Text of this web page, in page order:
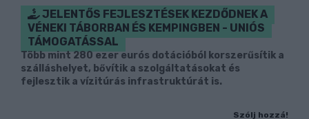
JELENTŐS FEJLESZTÉSEK KEZDŐDNEK A
VÉNEKI TÁBORBAN ÉS KEMPINGBEN - UNIÓS
TÁMOGATÁSSAL
Több mint 280 ezer eurós dotációból korszerűsítik a
szálláshelyet, bővítik a szolgáltatásokat és
fejlesztik a vízitúrás infrastruktúrát is.
Szólj hozzá!